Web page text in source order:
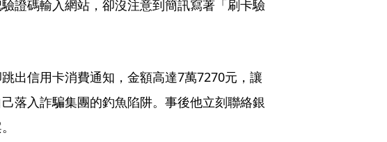
證碼輸入網站，卻沒注意到簡訊寫著「刷卡驗
出信用卡消費通知，金額高達7萬7270元，讓
落入詐騙集團的釣魚陷阱。事後他立刻聯絡銀